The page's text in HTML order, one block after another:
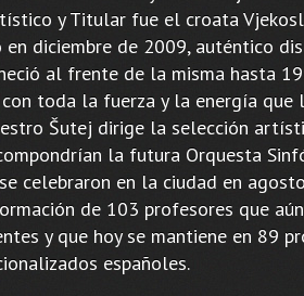
y Titular fue el croata
diciembre de 2009, auténtico
al frente de la misma hasta
toda la fuerza y la energía que
Šutej dirige la selección
la futura Orquesta
celebraron en la ciudad en
de 103 profesores que
y que hoy se mantiene en 89
españoles.